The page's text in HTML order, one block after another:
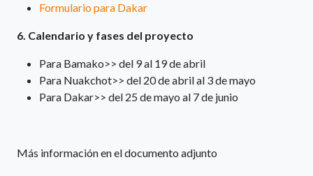
Formulario para Dakar
6. Calendario y fases del proyecto
Para Bamako>> del 9 al 19 de abril
Para Nuakchot>> del 20 de abril al 3 de mayo
Para Dakar>> del 25 de mayo al 7 de junio
Más información en el documento adjunto